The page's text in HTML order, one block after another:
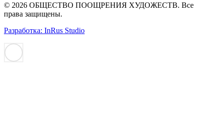
© 2026 ОБЩЕСТВО ПООЩРЕНИЯ ХУДОЖЕСТВ. Все
права защищены.
Разработка: InRus Studio